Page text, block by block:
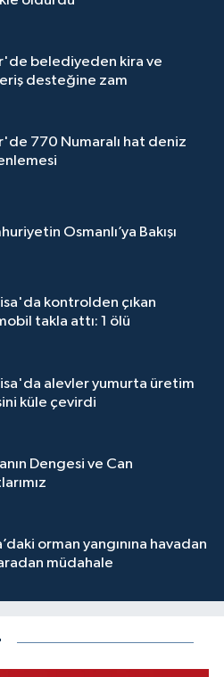
belediyeden kira ve
desteğine zam
770 Numaralı hat deniz
Osmanlı’ya Bakışı
kontrolden çıkan
takla attı: 1 ölü
alevler yumurta üretim
küle çevirdi
Dengesi ve Can
orman yangınına havadan
müdahale